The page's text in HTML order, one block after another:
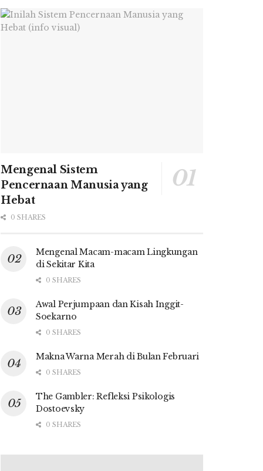
Mengenal Sistem
Pencernaan Manusia yang
Hebat
0 SHARES
Mengenal Macam-macam Lingkungan
di Sekitar Kita
0 SHARES
Awal Perjumpaan dan Kisah Inggit-
Soekarno
0 SHARES
Makna Warna Merah di Bulan Februari
0 SHARES
The Gambler: Refleksi Psikologis
Dostoevsky
0 SHARES